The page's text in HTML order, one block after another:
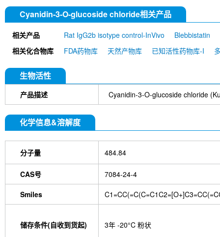
Cyanidin-3-O-glucoside chloride相关产品
相关产品 Rat IgG2b isotype control-InVivo
Blebbistatin
MU)
Rat IgG1 isotype control-InVivo
Farrerol
Chlorogenic Acid
2,2,2-Tribromoethanol
Hydroxytyrosol
D-(+)-Trehalose
Hyaluronic acid (Hyaluronan)
GSK805
Pamrevlumab (anti-CTGF)
Bromhexine HCl
E7820
Sphingosine HQNO
Iodoacetamide
(Rabbit mAb) [B17N21]
Fetuin, Fetal Bovine
Molsidomine
N-Acetylneuraminic acid
Madecassoside
β-
Anethole trithione
Acetylglucosamine
Creatine monohydrate
Itaconic acid Hypromellose
EGCG Octaacetate
BOS-318 IM-54
C381
Antibody (Rabbit mAb) [M19D5]
NK1.1 Antibody [PK136]
PB Mouse NK1.1
相关化合物库 FDA药物库 天然产物库 已知活性药物库-I
生物活性
产品描述 Cyanidin-3-O-glucoside chloride
化学信息&溶解度
分子量 484.84
CAS号 7084-24-4
Smiles
储存条件(自收到货起) 3年 -20°C 粉状